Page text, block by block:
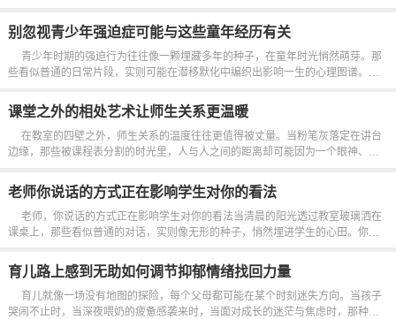
持清冽的本味。有人曾说，教育是灵魂与灵魂的对话。可若对话过度，便可能模...
别忽视青少年强迫症可能与这些童年经历有关
青少年时期的强迫行为往往像一颗埋藏多年的种子，在童年时光悄然萌芽。那
些看似普通的日常片段，实则可能在潜移默化中编织出影响一生的心理图谱。当
被要求必须按照特定顺序完成作业时，这些重复的指令可能在无意间...
课堂之外的相处艺术让师生关系更温暖
在教室的四壁之外，师生关系的温度往往更值得被丈量。当粉笔灰落定在讲台
边缘，那些被课程表分割的时光里，人与人之间的距离却可能因为一个眼神、一
的容器，只是需要用更柔软的方式去盛装那些未被课堂规则框定的共鸣...
老师你说话的方式正在影响学生对你的看法
老师，你说话的方式正在影响学生对你的看法当清晨的阳光透过教室玻璃洒在
课桌上，那些看似普通的对话，实则像无形的种子，悄然埋进学生的心田。你用
起不同的涟漪。有时候，一个轻描淡写的动作，比如翻白眼、叹气，甚至...
育儿路上感到无助如何调节抑郁情绪找回力量
育儿就像一场没有地图的探险，每个父母都可能在某个时刻迷失方向。当孩子
哭闹不止时，当深夜喂奶的疲惫感袭来时，当面对成长的迷茫与焦虑时，那种无